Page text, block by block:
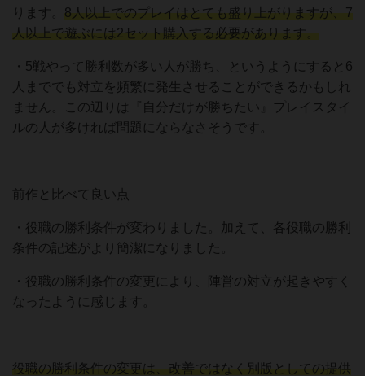
ります。 8人以上でのプレイはとても盛り上がりますが、7
人以上で遊ぶには2セット購入する必要があります。
・5戦やって勝利数が多い人が勝ち、というようにすると6
人まででも対立を頻繁に発生させることができるかもしれ
ません。この辺りは『自分だけが勝ちたい』プレイスタイ
ルの人が多ければ問題にならなさそうです。
前作と比べて良い点
・役職の勝利条件が変わりました。加えて、各役職の勝利
条件の記述がより簡潔になりました。
・役職の勝利条件の変更により、陣営の対立が起きやすく
なったように感じます。
役職の勝利条件の変更は、改善ではなく別版としての提供